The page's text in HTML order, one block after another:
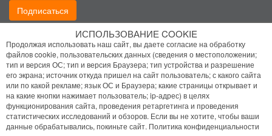
Подписаться
Присоединиться:
Политика конфиденциальности
ИСПОЛЬЗОВАНИЕ COOKIE
Продолжая использовать наш сайт, вы даете согласие на обработку
файлов cookie, пользовательских данных (сведения о местоположении;
тип и версия ОС; тип и версия Браузера; тип устройства и разрешение
его экрана; источник откуда пришел на сайт пользователь; с какого сайта
или по какой рекламе; язык ОС и Браузера; какие страницы открывает и
на какие кнопки нажимает пользователь; ip-адрес) в целях
функционирования сайта, проведения ретаргетинга и проведения
статистических исследований и обзоров. Если вы не хотите, чтобы ваши
данные обрабатывались, покиньте сайт. Политика конфиденциальности